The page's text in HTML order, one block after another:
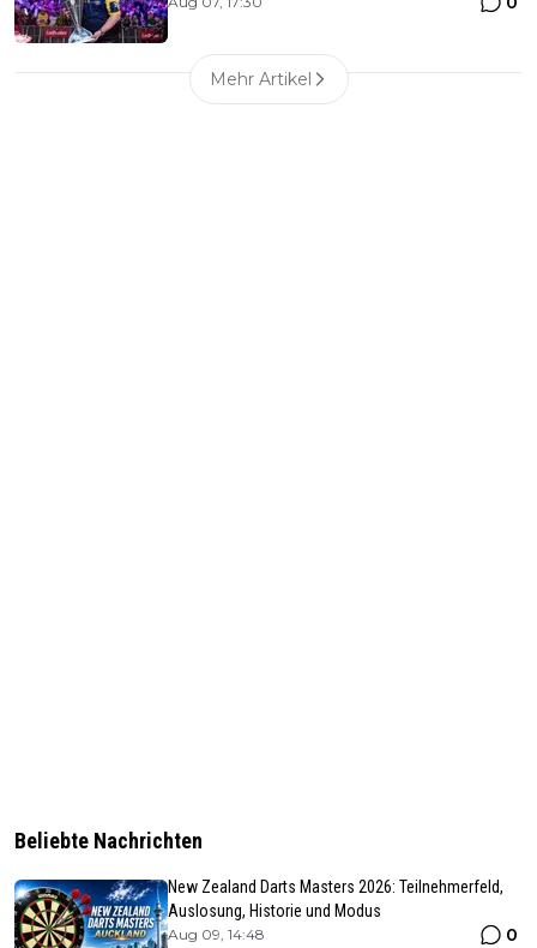
Mehr Artikel
Beliebte Nachrichten
New Zealand Darts Masters 2026: Teilnehmerfeld,
Auslosung, Historie und Modus
Aug 09, 14:48 0